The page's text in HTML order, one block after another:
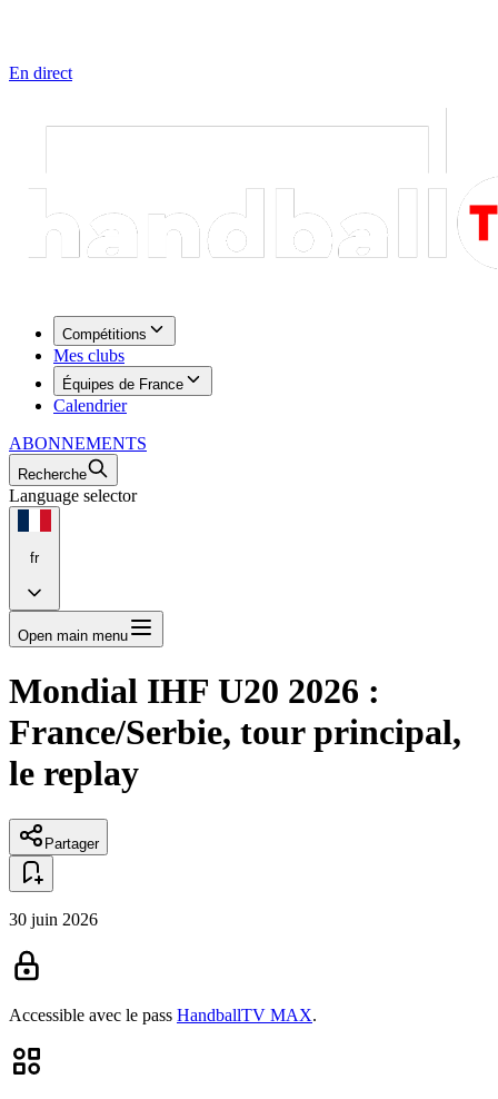
En direct
Compétitions
Mes clubs
Équipes de France
Calendrier
ABONNEMENTS
Recherche
Language selector
fr
Open main menu
Mondial IHF U20 2026 :
France/Serbie, tour principal,
le replay
Partager
30 juin 2026
Accessible avec le pass HandballTV MAX.